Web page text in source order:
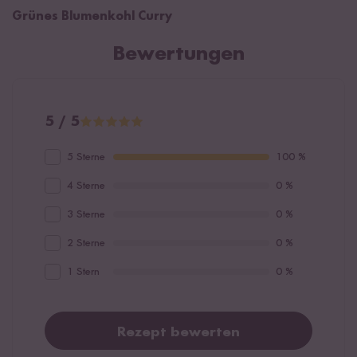
Grünes Blumenkohl Curry
Bewertungen
5 / 5
5 Sterne 100 %
4 Sterne 0 %
3 Sterne 0 %
2 Sterne 0 %
1 Stern 0 %
Rezept bewerten